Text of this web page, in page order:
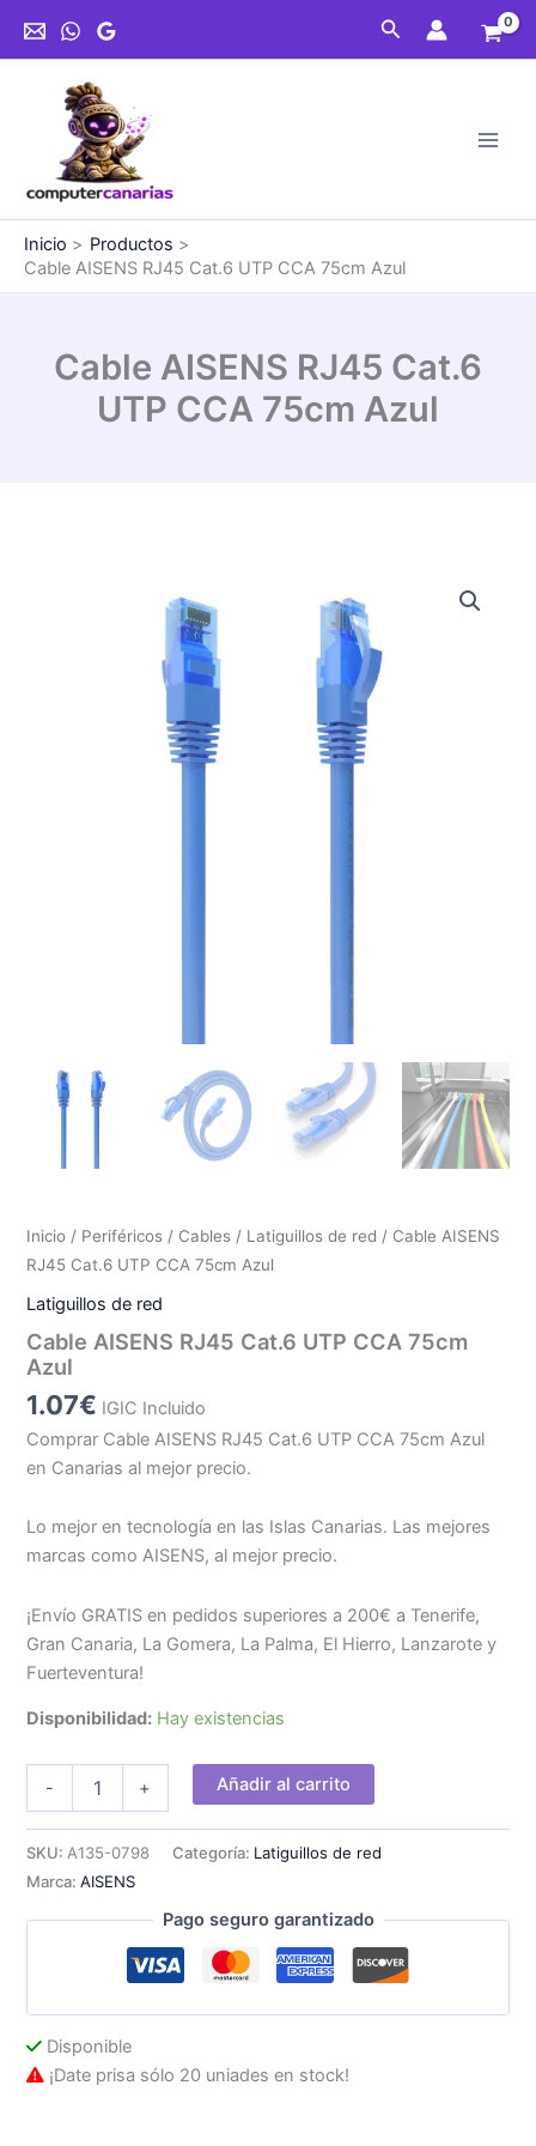
Buscar
Inicio
Productos
Cable AISENS RJ45 Cat.6 UTP CCA 75cm Azul
Cable AISENS RJ45 Cat.6
UTP CCA 75cm Azul
Inicio / Periféricos / Cables / Latiguillos de red / Cable AISENS
RJ45 Cat.6 UTP CCA 75cm Azul
Latiguillos de red
Cable AISENS RJ45 Cat.6 UTP CCA 75cm
Azul
1.07€ IGIC Incluido
Comprar Cable AISENS RJ45 Cat.6 UTP CCA 75cm Azul
en Canarias al mejor precio.
Lo mejor en tecnología en las Islas Canarias. Las mejores
marcas como AISENS, al mejor precio.
¡Envío GRATIS en pedidos superiores a 200€ a Tenerife,
Gran Canaria, La Gomera, La Palma, El Hierro, Lanzarote y
Fuerteventura!
Disponibilidad: Hay existencias
-
Cat.6
CCA
75cm
+ Añadir al carrito
SKU: A135-0798 Categoría: Latiguillos de red
Marca:AISENS
Pago seguro garantizado
Disponible
¡Date prisa sólo 20 uniades en stock!
Cat.6
UTP
75cm
cantidad